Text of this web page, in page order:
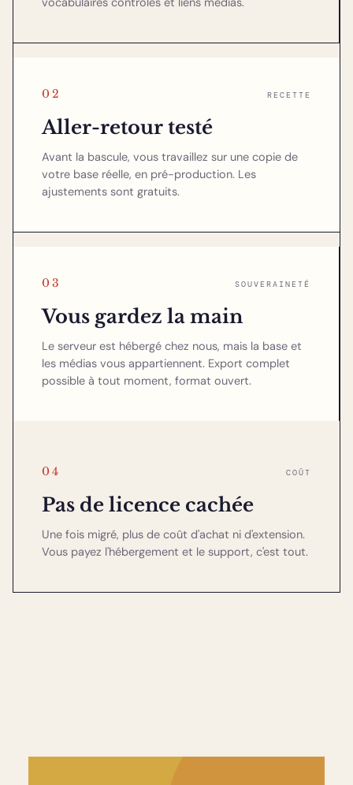
02 RECETTE
Aller-retour testé
Avant la bascule, vous travaillez sur une copie de
votre base réelle, en pré-production. Les
ajustements sont gratuits.
03 SOUVERAINETÉ
Vous gardez la main
Le serveur est hébergé chez nous, mais la base et
les médias vous appartiennent. Export complet
possible à tout moment, format ouvert.
04 COÛT
Pas de licence cachée
Une fois migré, plus de coût d'achat ni d'extension.
Vous payez l'hébergement et le support, c'est tout.